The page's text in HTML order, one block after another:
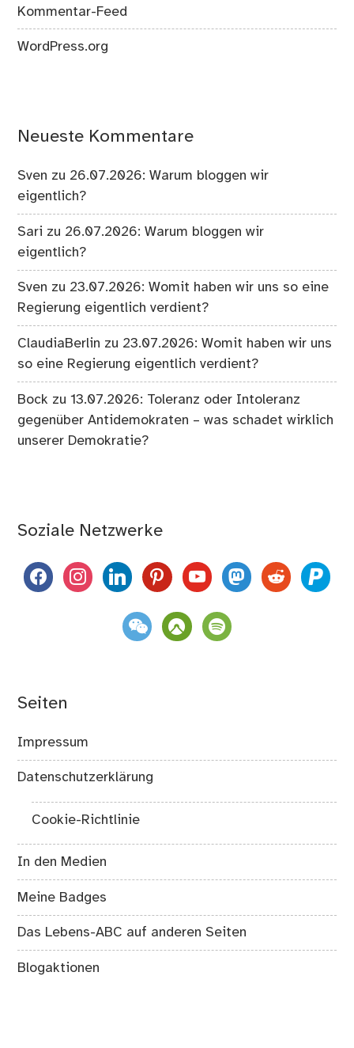
Kommentar-Feed
WordPress.org
Neueste Kommentare
Sven zu 26.07.2026: Warum bloggen wir
eigentlich?
Sari zu 26.07.2026: Warum bloggen wir
eigentlich?
Sven zu 23.07.2026: Womit haben wir uns so eine
Regierung eigentlich verdient?
ClaudiaBerlin zu 23.07.2026: Womit haben wir uns
so eine Regierung eigentlich verdient?
Bock zu13.07.2026: Toleranz oder Intoleranz
gegenüber Antidemokraten – was schadet wirklich
unserer Demokratie?
Soziale Netzwerke
facebookinstagramlinkedinpinterestyoutubemastodon
reddit paypal
weixin komootspotify
Seiten
Impressum
Datenschutzerklärung
Cookie-Richtlinie
In den Medien
Meine Badges
Das Lebens-ABC auf anderen Seiten
Blogaktionen